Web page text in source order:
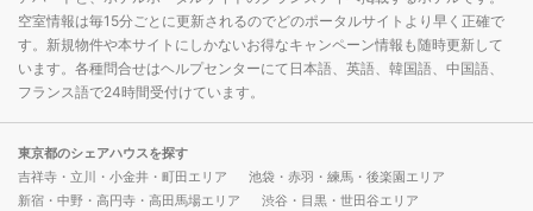
空室情報は毎15分ごとに更新されるのでどのポータルサイトより早く正確で
す。新規物件や本サイトにしかないお得なキャンペーン情報も随時更新して
います。各種問合せはヘルプセンターにて日本語、英語、韓国語、中国語、
フランス語で24時間受付けています。
東京都のシェアハウスを探す
吉祥寺・立川・小金井・町田エリア
池袋・赤羽・練馬・後楽園エリア
新宿・中野・高円寺・高田馬場エリア
渋谷・目黒・世田谷エリア